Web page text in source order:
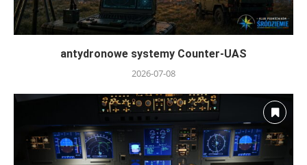
antydronowe systemy Counter-UAS
2026-07-08